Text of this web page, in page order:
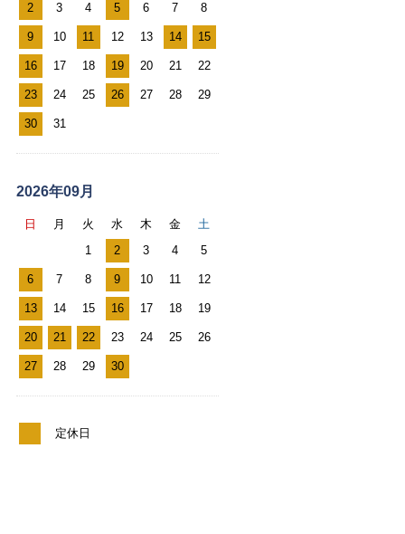
ル
カ
レ
ン
ダ
ー
2 3 4 5 6 7 8
9 10 11 12 13 14 15
16 17 18 19 20 21 22
23 24 25 26 27 28 29
30 31
2026年09月
日 月 火 水 木 金
土
1
2 3 4 5
6 7 8 9 10 11 12
13 14 15 16 17 18 19
20 21 22 23 24 25 26
27 28 29 30
定休日